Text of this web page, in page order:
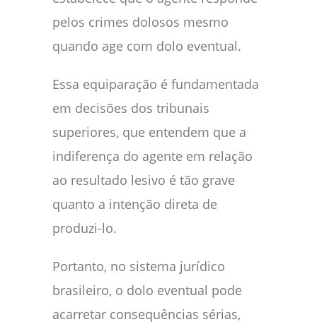
pelos crimes dolosos mesmo
quando age com dolo eventual.
Essa equiparação é fundamentada
em decisões dos tribunais
superiores, que entendem que a
indiferença do agente em relação
ao resultado lesivo é tão grave
quanto a intenção direta de
produzi-lo.
Portanto, no sistema jurídico
brasileiro, o dolo eventual pode
acarretar consequências sérias,